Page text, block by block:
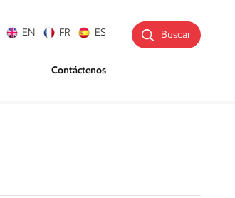
Buscar
EN FR ES
Contáctenos